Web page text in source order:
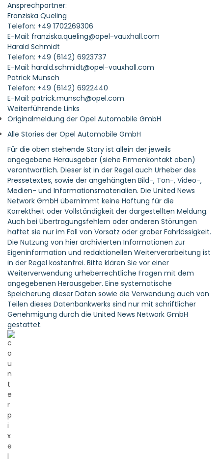
Ansprechpartner:
Franziska Queling
Telefon: +49 1702269306
E-Mail: franziska.queling@opel-vauxhall.com
Harald Schmidt
Telefon: +49 (6142) 6923737
E-Mail: harald.schmidt@opel-vauxhall.com
Patrick Munsch
Telefon: +49 (6142) 6922440
E-Mail: patrick.munsch@opel.com
Weiterführende Links
Originalmeldung der Opel Automobile GmbH
Alle Stories der Opel Automobile GmbH
Für die oben stehende Story ist allein der jeweils
angegebene Herausgeber (siehe Firmenkontakt oben)
verantwortlich. Dieser ist in der Regel auch Urheber des
Pressetextes, sowie der angehängten Bild-, Ton-, Video-,
Medien- und Informationsmaterialien. Die United News
Network GmbH übernimmt keine Haftung für die
Korrektheit oder Vollständigkeit der dargestellten Meldung.
Auch bei Übertragungsfehlern oder anderen Störungen
haftet sie nur im Fall von Vorsatz oder grober Fahrlässigkeit.
Die Nutzung von hier archivierten Informationen zur
Eigeninformation und redaktionellen Weiterverarbeitung ist
in der Regel kostenfrei. Bitte klären Sie vor einer
Weiterverwendung urheberrechtliche Fragen mit dem
angegebenen Herausgeber. Eine systematische
Speicherung dieser Daten sowie die Verwendung auch von
Teilen dieses Datenbankwerks sind nur mit schriftlicher
Genehmigung durch die United News Network GmbH
gestattet.